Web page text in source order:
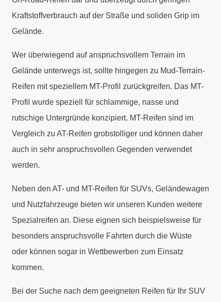
Kraftstoffverbrauch auf der Straße und soliden Grip im
Gelände.
Wer überwiegend auf anspruchsvollem Terrain im
Gelände unterwegs ist, sollte hingegen zu Mud-Terrain-
Reifen mit speziellem MT-Profil zurückgreifen. Das MT-
Profil wurde speziell für schlammige, nasse und
rutschige Untergründe konzipiert. MT-Reifen sind im
Vergleich zu AT-Reifen grobstolliger und können daher
auch in sehr anspruchsvollen Gegenden verwendet
werden.
Neben den AT- und MT-Reifen für SUVs, Geländewagen
und Nutzfahrzeuge bieten wir unseren Kunden weitere
Spezialreifen an. Diese eignen sich beispielsweise für
besonders anspruchsvolle Fahrten durch die Wüste
oder können sogar in Wettbewerben zum Einsatz
kommen.
Bei der Suche nach dem geeigneten Reifen für Ihr SUV